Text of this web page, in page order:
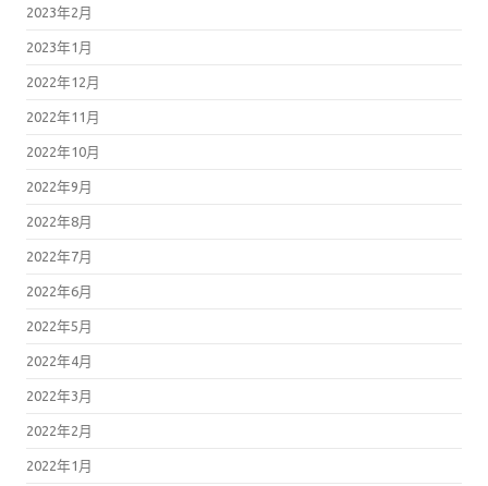
2023年2月
2023年1月
2022年12月
2022年11月
2022年10月
2022年9月
2022年8月
2022年7月
2022年6月
2022年5月
2022年4月
2022年3月
2022年2月
2022年1月